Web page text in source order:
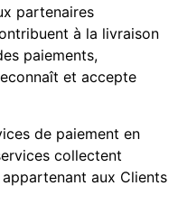
partenaires
à la livraison
paiements,
et accepte
de paiement en
collectent
aux Clients